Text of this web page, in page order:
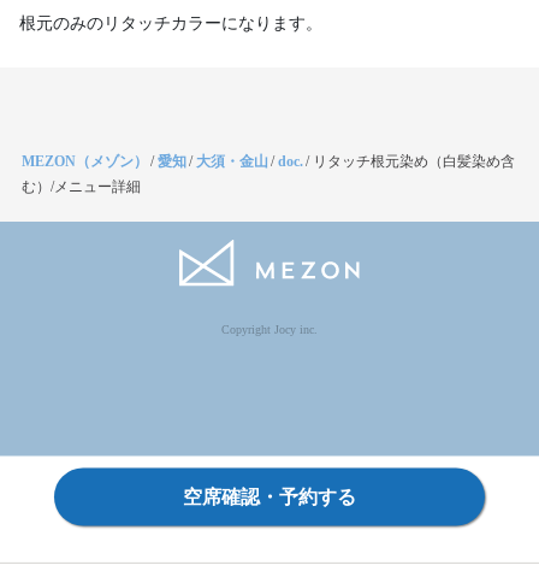
根元のみのリタッチカラーになります。
MEZON（メゾン） /愛知/大須・金山 /doc./ リタッチ根元染め（白髪染め含
む）/メニュー詳細
Copyright Jocy inc.
空席確認・予約する